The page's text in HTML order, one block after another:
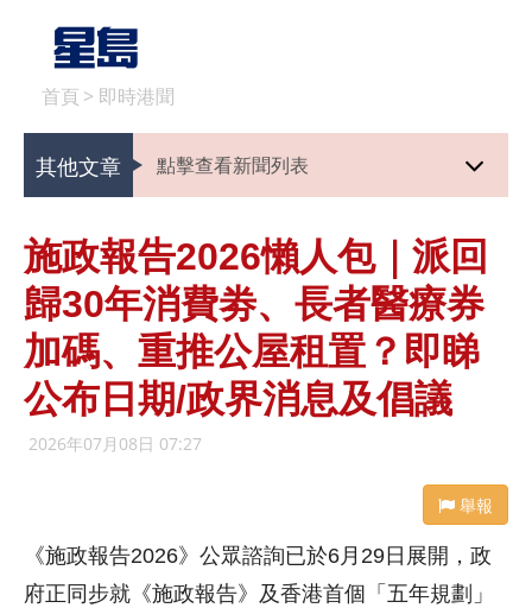
首頁 > 即時港聞
其他文章 點擊查看新聞列表
施政報告2026懶人包｜派回
歸30年消費劵、長者醫療券
加碼、重推公屋租置？即睇
公布日期/政界消息及倡議
2026年07月08日 07:27
舉報
《施政報告2026》公眾諮詢已於6月29日展開，政
府正同步就《施政報告》及香港首個「五年規劃」